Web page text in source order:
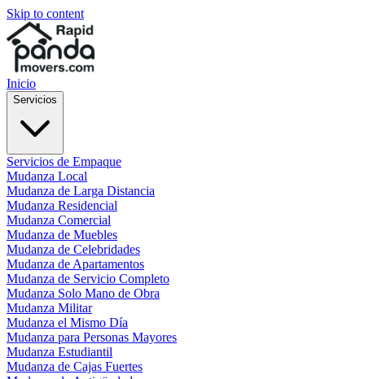
Skip to content
Inicio
Servicios
Servicios de Empaque
Mudanza Local
Mudanza de Larga Distancia
Mudanza Residencial
Mudanza Comercial
Mudanza de Muebles
Mudanza de Celebridades
Mudanza de Apartamentos
Mudanza de Servicio Completo
Mudanza Solo Mano de Obra
Mudanza Militar
Mudanza el Mismo Día
Mudanza para Personas Mayores
Mudanza Estudiantil
Mudanza de Cajas Fuertes